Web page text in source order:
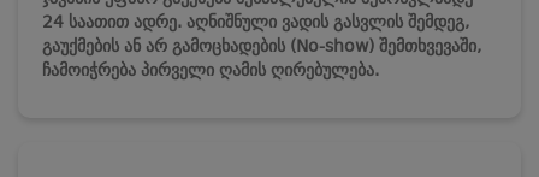
24 საათით ადრე. აღნიშნული ვადის გასვლის შემდეგ,
გაუქმების ან არ გამოცხადების (No-show) შემთხვევაში,
ჩამოიჭრება პირველი ღამის ღირებულება.